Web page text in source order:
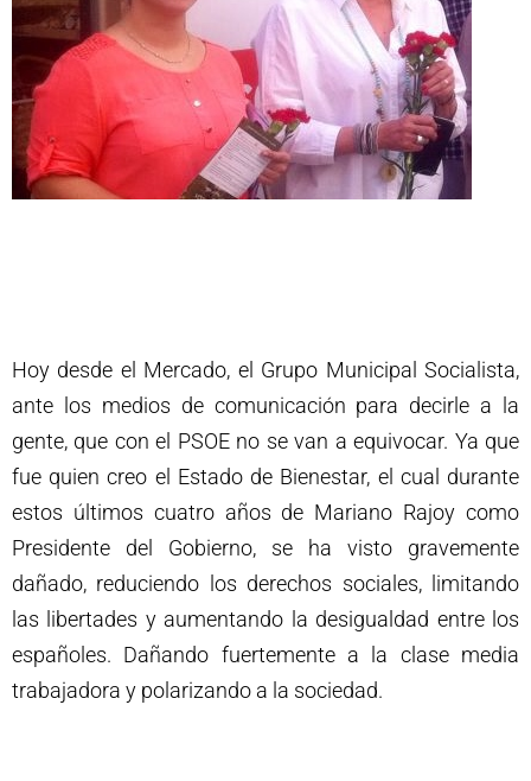
Hoy desde el Mercado, el Grupo Municipal Socialista,
ante los medios de comunicación para decirle a la
gente, que con el PSOE no se van a equivocar. Ya que
fue quien creo el Estado de Bienestar, el cual durante
estos últimos cuatro años de Mariano Rajoy como
Presidente del Gobierno, se ha visto gravemente
dañado, reduciendo los derechos sociales, limitando
las libertades y aumentando la desigualdad entre los
españoles. Dañando fuertemente a la clase media
trabajadora y polarizando a la sociedad.